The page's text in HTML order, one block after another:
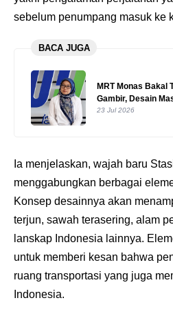
sebelum penumpang masuk ke
BACA JUGA
MRT Monas Bakal
Gambir, Desain
23 Jul 2026
Ia menjelaskan, wajah baru
menggabungkan berbagai
Konsep desainnya akan
terjun, sawah terasering, alam
lanskap Indonesia lainnya.
untuk memberi kesan bahwa
ruang transportasi yang juga
Indonesia.